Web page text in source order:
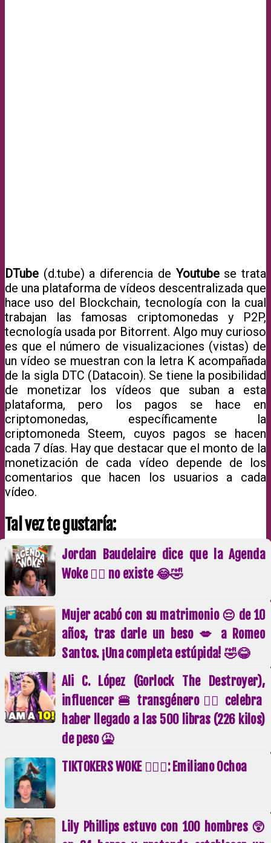
DTube (d.tube) a diferencia de Youtubese trata
de una plataforma de vídeos descentralizada que
hace uso del Blockchain, tecnología con la cual
trabajan las famosas criptomonedas y P2P,
tecnología usada por Bitorrent. Algo muy curioso
es que el número de visualizaciones (vistas) de
un vídeo se muestran con la letra K acompañada
de la sigla DTC (Datacoin). Se tiene la posibilidad
de monetizar los vídeos que suban a esta
plataforma, pero los pagos se hace en
criptomonedas, específicamente la
criptomoneda Steem, cuyos pagos se hacen
cada 7 días. Hay que destacar que el monto de la
monetización de cada vídeo depende de los
comentarios que hacen los usuarios a cada
vídeo.
Tal vez te gustaría:
Jordan Baudelaire dice que la Agenda
Woke 🏳️‍🌈 no existe 😂🤣
Mujer acabó con su matrimonio 😔 de 10
años, tras darle un beso 💋 a Romeo
Santos. ¡Una completa estúpida! 🤣😂
Ali C. López (Gorlock The Destroyer),
influencer 🍔 transgénero 🏳️‍🌈 celebra
haber llegado a las 500 libras (226 kilos)
de peso 🤮
TIKTOKERS WOKE 🏳️‍🌈🤮: Emiliano Ochoa
Lily Phillips estuvo con 100 hombres 😲